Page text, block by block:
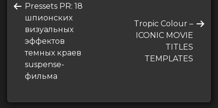
по
записям
Предыдущая
запись
Pressets PR: 18
шпионских
визуальных
эффектов
темных краев
suspense-
фильма
Следующая
запись
Tropic Colour –
ICONIC MOVIE
TITLES
TEMPLATES